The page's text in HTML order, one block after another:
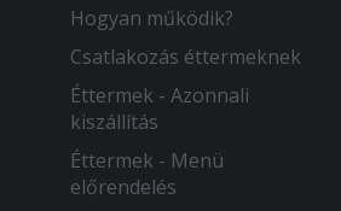
Hogyan működik?
Csatlakozás éttermeknek
Éttermek - Azonnali
kiszállítás
Éttermek - Menü
előrendelés